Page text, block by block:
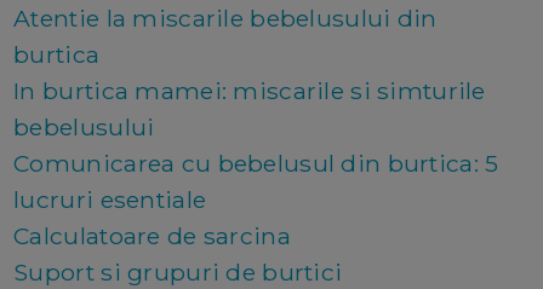
Atentie la miscarile bebelusului din
burtica
In burtica mamei: miscarile si simturile
bebelusului
Comunicarea cu bebelusul din burtica: 5
lucruri esentiale
Calculatoare de sarcina
Suport si grupuri de burtici